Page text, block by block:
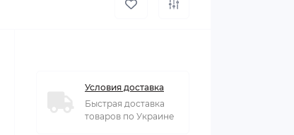
Условия доставка
Быстрая доставка
товаров по Украине